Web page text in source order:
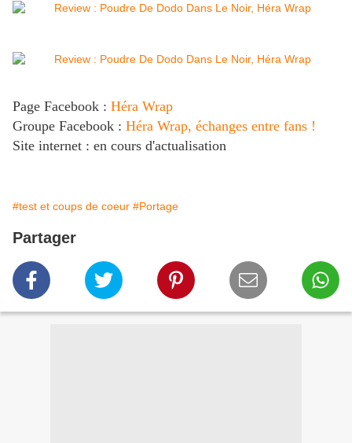
Page Facebook : Héra Wrap
Groupe Facebook : Héra Wrap, échanges entre fans !
Site internet : en cours d'actualisation
#test et coups de coeur #Portage
Partager